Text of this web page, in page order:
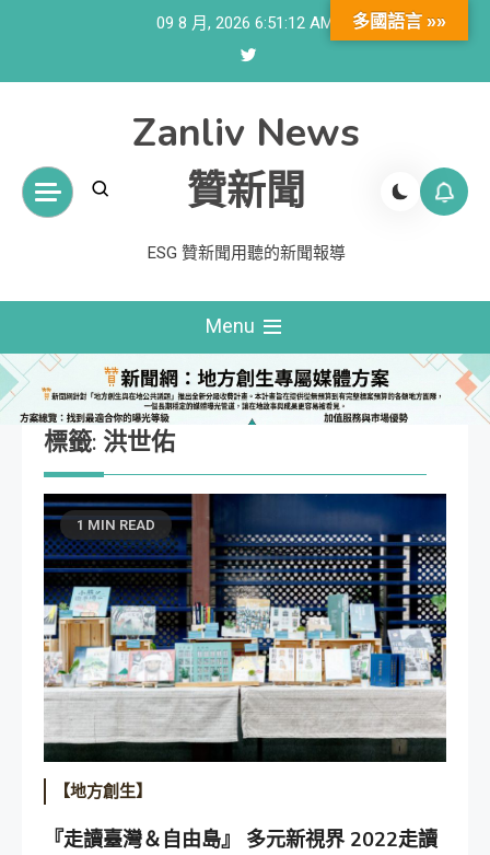
09 8 月, 2026 6:51:13 AM
Zanliv News
贊新聞
ESG 贊新聞用聽的新聞報導
Menu
標籤: 洪世佑
1 MIN READ
【地方創生】
『走讀臺灣＆自由島』 多元新視界 2022走讀
多國語言 »»